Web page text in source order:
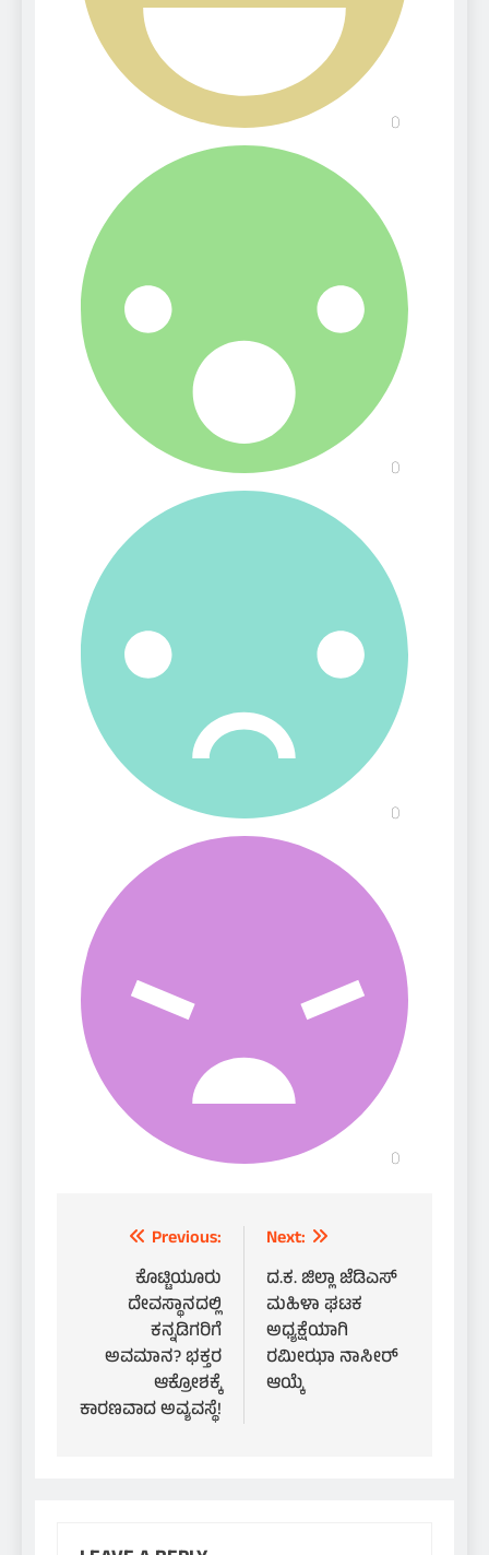
navigation
Previous:
ಕೊಟ್ಟಿಯೂರು
ದೇವಸ್ಥಾನದಲ್ಲಿ
ಕನ್ನಡಿಗರಿಗೆ
ಅವಮಾನ? ಭಕ್ತರ
ಆಕ್ರೋಶಕ್ಕೆ
ಕಾರಣವಾದ ಅವ್ಯವಸ್ಥೆ!
Next:
ದ.ಕ. ಜಿಲ್ಲಾ ಜೆಡಿಎಸ್
ಮಹಿಳಾ ಘಟಕ
ಅಧ್ಯಕ್ಷೆಯಾಗಿ
ರಮೀಝಾ ನಾಸೀರ್
ಆಯ್ಕೆ